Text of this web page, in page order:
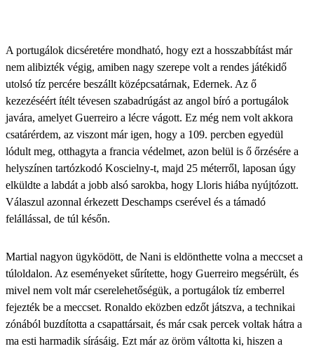
A portugálok dicséretére mondható, hogy ezt a hosszabbítást már
nem alibizték végig, amiben nagy szerepe volt a rendes játékidő
utolsó tíz percére beszállt középcsatárnak, Edernek. Az ő
kezezéséért ítélt tévesen szabadrúgást az angol bíró a portugálok
javára, amelyet Guerreiro a lécre vágott. Ez még nem volt akkora
csatárérdem, az viszont már igen, hogy a 109. percben egyedül
lódult meg, otthagyta a francia védelmet, azon belül is ő őrzésére a
helyszínen tartózkodó Koscielny-t, majd 25 méterről, laposan úgy
elküldte a labdát a jobb alsó sarokba, hogy Lloris hiába nyújtózott.
Válaszul azonnal érkezett Deschamps cserével és a támadó
felállással, de túl későn.
Martial nagyon ügyködött, de Nani is eldönthette volna a meccset a
túloldalon. Az eseményeket sűrítette, hogy Guerreiro megsérült, és
mivel nem volt már cserelehetőségük, a portugálok tíz emberrel
fejezték be a meccset. Ronaldo eközben edzőt játszva, a technikai
zónából buzdította a csapattársait, és már csak percek voltak hátra a
ma esti harmadik sírásáig. Ezt már az öröm váltotta ki, hiszen a